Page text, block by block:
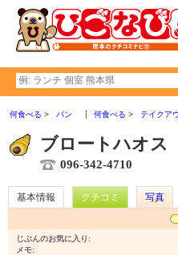
何食べる パン 何食べる テイクア
ブロートハオス
096-342-4710
基本情報 クチコミ 写真
じぶんのお気に入り:
メモ: